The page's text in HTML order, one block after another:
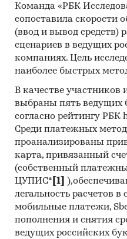
по федеральным
Динамика средней
2025 в разрезе
Динамика цены по
разрезе
Темпы прироста за
разрезе
3. Данные по
каждого
Розничная цена за
месяц в динамике
последний месяц,
аналогичному
2004-2025
Команда «РБК
сопоставила скорости
(ввод и вывод средств)
сценариев в ведущих
компаниях. Цель
наиболее быстрых
В качестве участников
выбраны пять ведущих
согласно рейтингу
Среди платежных
проанализированы
карта, привязанный
(собственный
ЦУПИС* [1]
легальность расчетов в
мобильные платежи,
пополнения и снятия
ведущих российских